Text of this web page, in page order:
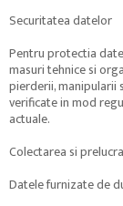
Securitatea datelor
Pentru protectia
masuri tehnice si
pierderii, manipularii
verificate in mod
actuale.
Colectarea si
Datele furnizate de